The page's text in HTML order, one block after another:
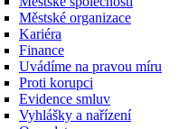
Městské organizace
Kariéra
Finance
Uvádíme na pravou míru
Proti korupci
Evidence smluv
Vyhlášky a nařízení